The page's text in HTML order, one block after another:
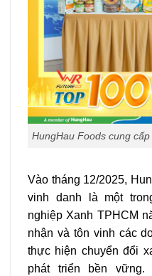
HungHau Foods cung
Vào tháng 12/2025,
vinh danh là một
nghiệp Xanh TPHCM
nhận và tôn vinh các
thực hiện chuyển đổi
phát triển bền